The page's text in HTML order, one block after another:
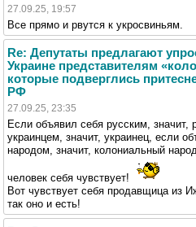
27.09.25, 19:57
Все прямо и рвутся к укросвиньям.
Re: Депутаты предлагают
Украине представителям
которые подверглись
РФ
27.09.25, 23:35
Если объявил себя русским, значит,
украинцем, значит, украинец, если
народом, значит, колониальный
человек себя чувствует!
Вот чувствует себя продавщица из
так оно и есть!